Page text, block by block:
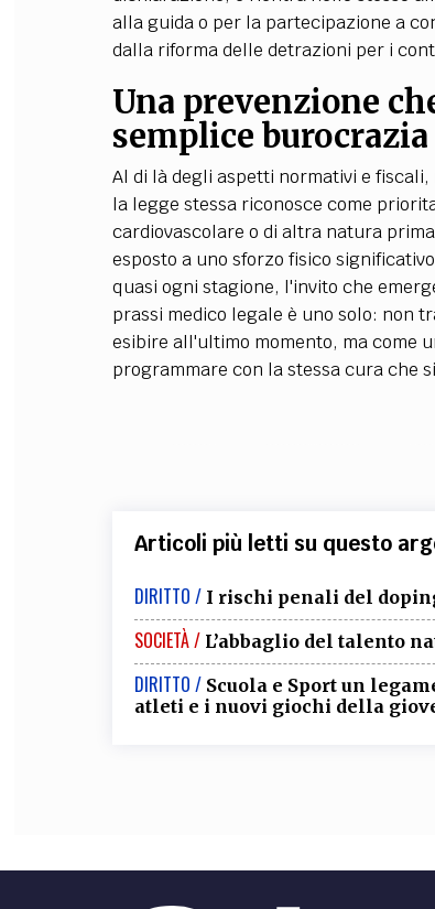
alla guida o per la partecipazione a
dalla riforma delle detrazioni per i
Una prevenzione
semplice burocrazia
Al di là degli aspetti normativi e
la legge stessa riconosce come
cardiovascolare o di altra natura
esposto a uno sforzo fisico
quasi ogni stagione, l'invito che
prassi medico legale è uno solo: non
esibire all'ultimo momento, ma come
programmare con la stessa cura che
Articoli più letti su questo
DIRITTO / I rischi penali del
SOCIETÀ / L’abbaglio del talento
DIRITTO / Scuola e Sport un
atleti e i nuovi giochi della